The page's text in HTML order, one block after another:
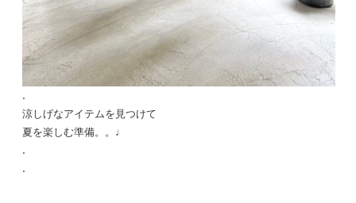
.
涼しげなアイテムを見つけて
夏を楽しむ準備。。♩
.
.